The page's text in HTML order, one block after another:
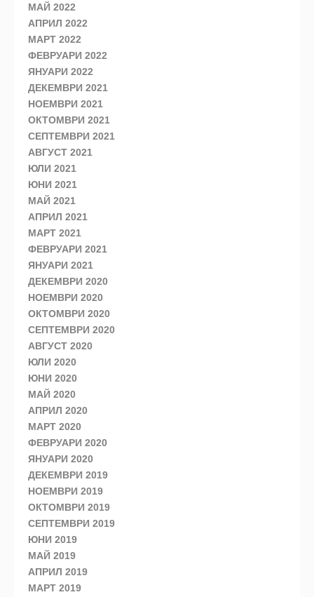
МАЙ 2022
АПРИЛ 2022
МАРТ 2022
ФЕВРУАРИ 2022
ЯНУАРИ 2022
ДЕКЕМВРИ 2021
НОЕМВРИ 2021
ОКТОМВРИ 2021
СЕПТЕМВРИ 2021
АВГУСТ 2021
ЮЛИ 2021
ЮНИ 2021
МАЙ 2021
АПРИЛ 2021
МАРТ 2021
ФЕВРУАРИ 2021
ЯНУАРИ 2021
ДЕКЕМВРИ 2020
НОЕМВРИ 2020
ОКТОМВРИ 2020
СЕПТЕМВРИ 2020
АВГУСТ 2020
ЮЛИ 2020
ЮНИ 2020
МАЙ 2020
АПРИЛ 2020
МАРТ 2020
ФЕВРУАРИ 2020
ЯНУАРИ 2020
ДЕКЕМВРИ 2019
НОЕМВРИ 2019
ОКТОМВРИ 2019
СЕПТЕМВРИ 2019
ЮНИ 2019
МАЙ 2019
АПРИЛ 2019
МАРТ 2019